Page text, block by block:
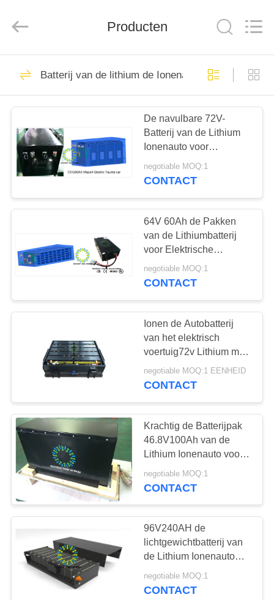
HUIS
PRODUCTEN
VR-
SHOW
ONGEVEER
FABRIEKSREIS
KWALITEITSCONTROLE
CONTACTEER
OM EEN
CITAAT
SITEMAP
PRIVACYBELEID
Co,.Ltd..
Elektrische
Motorfietsbatterij
Accusystemen
17
energieopslagkasten
NMC-Batterij
44
Producten
Batterij van de lithium de Ionenauto
De navulbare 72V-
Batterij van de Lithium
Ionenauto voor
Elektrisch
voertuig/Elektrische
negotiable MOQ:1
CONTACT
64V 60Ah de Pakken
van de Lithiumbatterij
voor Elektrische
voertuigen, de Batterij
van de het Fosfaatauto
negotiable MOQ:1
CONTACT
Ionen de Autobatterij
van het elektrisch
voertuig72v Lithium met
het Slimme
Beveiligingsniveau van
negotiable MOQ:1 EENHEID
CONTACT
Krachtig de Batterijpak
46.8V100Ah van de
Lithium Ionenauto voor
Elektrische Auto Met
drie wielen, Mini, Golfkar
negotiable MOQ:1
CONTACT
96V240AH de
lichtgewichtbatterij van
de Lithium Ionenauto
voor Elektrische
Vehilces/Elektrische
negotiable MOQ:1
CONTACT